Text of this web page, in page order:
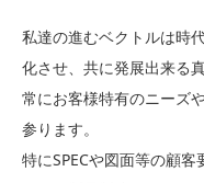
私達の進むベクトルは時
化させ、共に発展出来る
常にお客様特有のニーズ
参ります。
特にSPECや図面等の顧